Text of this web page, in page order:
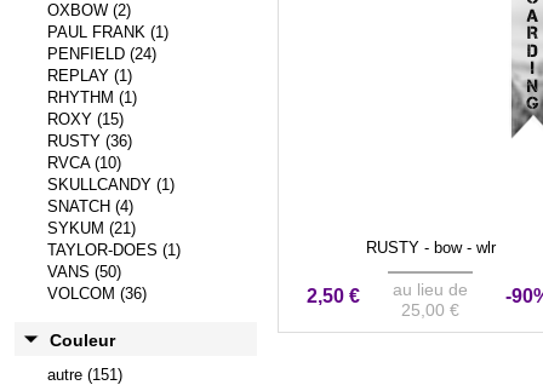
OXBOW (2)
PAUL FRANK (1)
PENFIELD (24)
REPLAY (1)
RHYTHM (1)
ROXY (15)
RUSTY (36)
RVCA (10)
SKULLCANDY (1)
SNATCH (4)
SYKUM (21)
TAYLOR-DOES (1)
VANS (50)
VOLCOM (36)
Couleur
autre (151)
RUSTY - bow - wlr
2,50 €
au lieu de
25,00 €
-